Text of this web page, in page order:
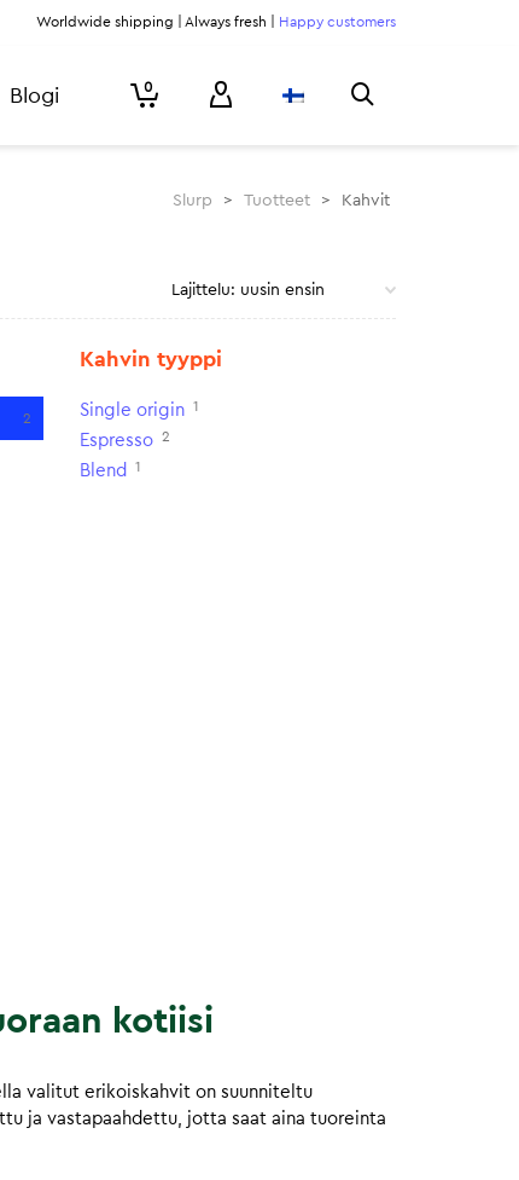
Worldwide shipping | Always fresh | Happy customers
Blogi 0
Slurp > Tuotteet > Kahvit
2
Kahvin tyyppi
Single origin 1
Espresso 2
Blend 1
kotiisi
valitut erikoiskahvit on suunniteltu
ja vastapaahdettu, jotta saat aina tuoreinta